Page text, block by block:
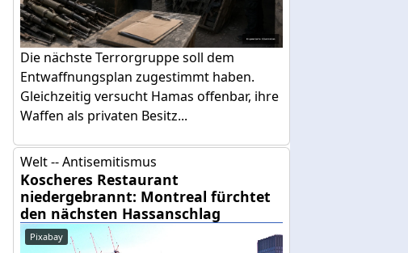
Die nächste Terrorgruppe soll dem
Entwaffnungsplan zugestimmt haben.
Gleichzeitig versucht Hamas offenbar, ihre
Waffen als privaten Besitz...
Welt -- Antisemitismus
Koscheres Restaurant
niedergebrannt: Montreal fürchtet
den nächsten Hassanschlag
Pixabay